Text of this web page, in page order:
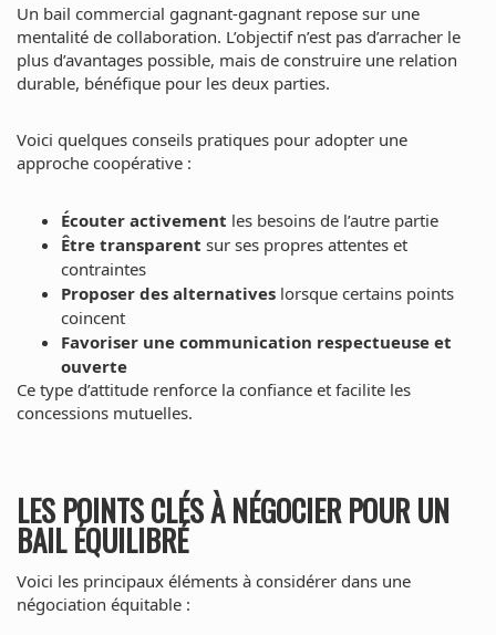
Un bail commercial gagnant-gagnant repose sur une
mentalité de collaboration. L’objectif n’est pas d’arracher le
plus d’avantages possible, mais de construire une relation
durable, bénéfique pour les deux parties.
Voici quelques conseils pratiques pour adopter une
approche coopérative :
Écouter activement les besoins de l’autre partie
Être transparent sur ses propres attentes et
contraintes
Proposer des alternatives lorsque certains points
coincent
Favoriser une communication respectueuse et
ouverte
Ce type d’attitude renforce la confiance et facilite les
concessions mutuelles.
LES POINTS CLÉS À NÉGOCIER POUR UN
BAIL ÉQUILIBRÉ
Voici les principaux éléments à considérer dans une
négociation équitable :